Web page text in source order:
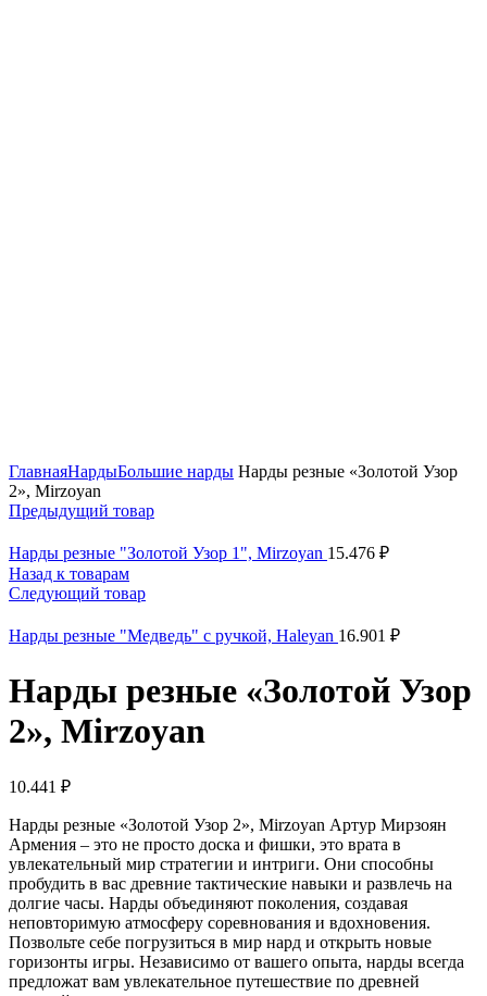
ГлавнаяНардыБольшие нарды Нарды резные «Золотой Узор
2», Mirzoyan
Предыдущий товар
Нарды резные "Золотой Узор 1", Mirzoyan 15.476 ₽
Назад к товарам
Следующий товар
Нарды резные "Медведь" с ручкой, Haleyan 16.901 ₽
Нарды резные «Золотой Узор
2», Mirzoyan
10.441 ₽
Нарды резные «Золотой Узор 2», Mirzoyan Артур Мирзоян
Армения – это не просто доска и фишки, это врата в
увлекательный мир стратегии и интриги. Они способны
пробудить в вас древние тактические навыки и развлечь на
долгие часы. Нарды объединяют поколения, создавая
неповторимую атмосферу соревнования и вдохновения.
Позвольте себе погрузиться в мир нард и открыть новые
горизонты игры. Независимо от вашего опыта, нарды всегда
предложат вам увлекательное путешествие по древней